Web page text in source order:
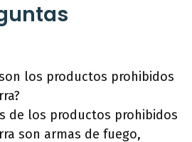
los productos prohibidos
de los productos prohibidos
son armas de fuego,